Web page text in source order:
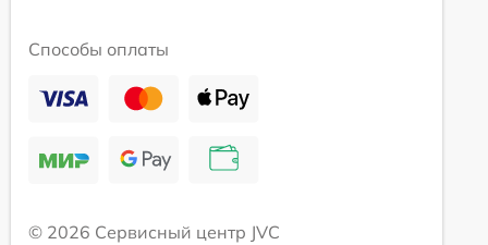
Способы оплаты
© 2026 Сервисный центр JVC